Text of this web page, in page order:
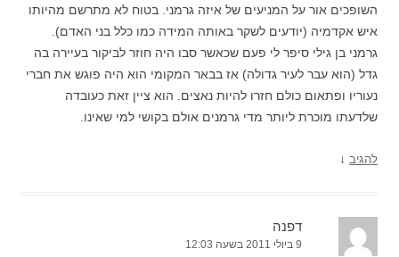
השופכים אור על המניעים של איזה גרמני. בטוח לא מתרשם מהיותו
איש אקדמיה (יודעים לשקר באותה המידה כמו כלל בני האדם).
גרמני בן גילי סיפר לי פעם שכאשר סבו היה חוזר לביקור בעיירה בה
גדל (הוא עבר לעיר גדולה) אז בבאר המקומי הוא היה פוגש את חברי
נעוריו ופתאום כולם חזרו להיות נאצים. הוא ציין זאת כעובדה
שלדעתו מוכרת ליותר מדי גרמנים אולם בקושי למי שאינו.
להגיב ↓
דפנה